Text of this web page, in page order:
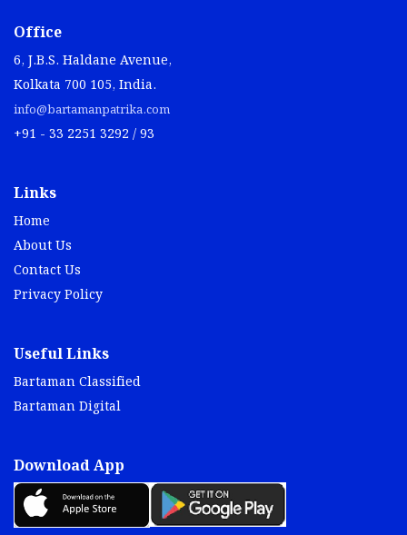
Office
6, J.B.S. Haldane Avenue,
Kolkata 700 105, India.
info@bartamanpatrika.com
+91 - 33 2251 3292 / 93
Links
Home
About Us
Contact Us
Privacy Policy
Useful Links
Bartaman Classified
Bartaman Digital
Download App